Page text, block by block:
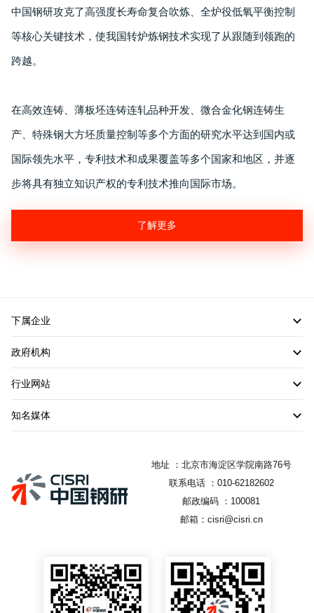
中国钢研攻克了高强度长寿命复合吹炼、全炉役低氧平衡控制
等核心关键技术，使我国转炉炼钢技术实现了从跟随到领跑的
跨越。
在高效连铸、薄板坯连铸连轧品种开发、微合金化钢连铸生
产、特殊钢大方坯质量控制等多个方面的研究水平达到国内或
国际领先水平，专利技术和成果覆盖等多个国家和地区，并逐
步将具有独立知识产权的专利技术推向国际市场。
了解更多
下属企业
政府机构
行业网站
知名媒体
地址 ：北京市海淀区学院南路76号
联系电话 ：010-62182602
邮政编码 ：100081
邮箱：cisri@cisri.cn